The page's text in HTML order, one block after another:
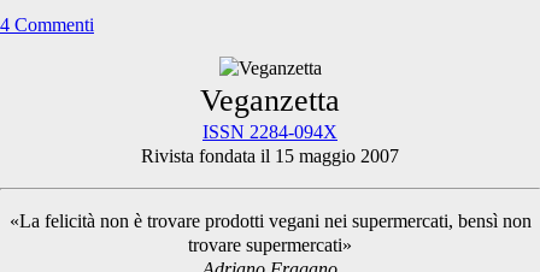
4 Commenti
Sidebar
Veganzetta
ISSN 2284-094X
Rivista fondata il 15 maggio 2007
«La felicità non è trovare prodotti vegani nei supermercati, bensì non
trovare supermercati»